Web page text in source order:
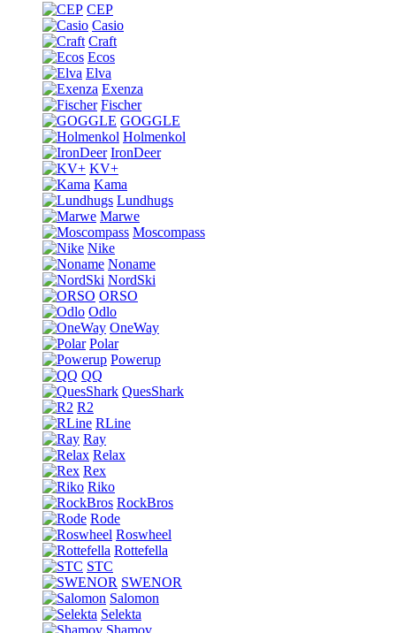
CEP
Casio
Craft
Ecos
Elva
Exenza
Fischer
GOGGLE
Holmenkol
IronDeer
KV+
Kama
Lundhugs
Marwe
Moscompass
Nike
Noname
NordSki
ORSO
Odlo
OneWay
Polar
Powerup
QQ
QuesShark
R2
RLine
Ray
Relax
Rex
Riko
RockBros
Rode
Roswheel
Rottefella
STC
SWENOR
Salomon
Selekta
Shamov